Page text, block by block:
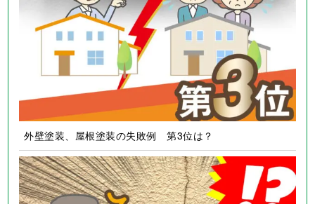
外壁塗装、屋根塗装の失敗例 第3位は？